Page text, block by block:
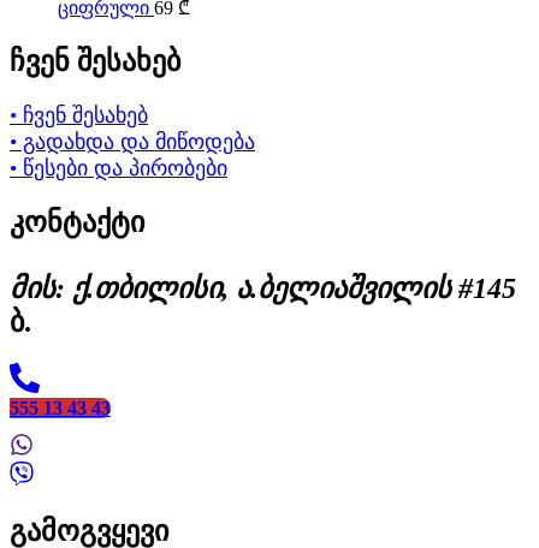
ციფრული 69 ₾
ჩვენ შესახებ
• ჩვენ შესახებ
• გადახდა და მიწოდება
• წესები და პირობები
კონტაქტი
მის: ქ.თბილისი, ა.ბელიაშვილის #145
ბ.
555 13 43 43
გამოგვყევი